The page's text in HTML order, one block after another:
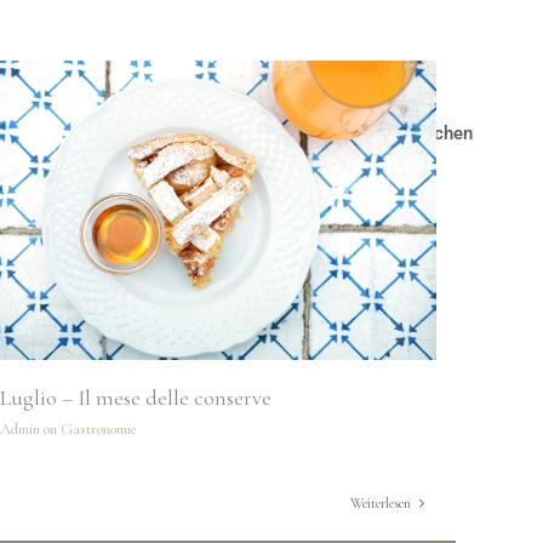
Jetzt buchen
Luglio – Il mese delle conserve
Admin on Gastronomie
Weiterlesen